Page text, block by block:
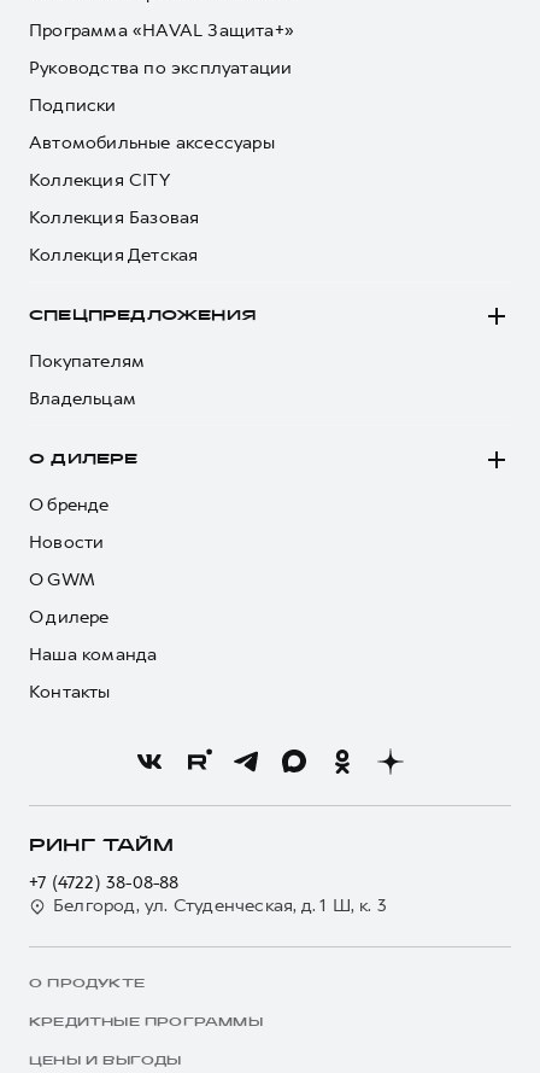
Программа «HAVAL Защита+»
Руководства по эксплуатации
Подписки
Автомобильные аксессуары
Коллекция CITY
Коллекция Базовая
Коллекция Детская
СПЕЦПРЕДЛОЖЕНИЯ
Покупателям
Владельцам
О ДИЛЕРЕ
О бренде
Новости
О GWM
О дилере
Наша команда
Контакты
РИНГ ТАЙМ
+7 (4722) 38-08-88
Белгород, ул. Студенческая, д. 1 Ш, к. 3
О ПРОДУКТЕ
КРЕДИТНЫЕ ПРОГРАММЫ
ЦЕНЫ И ВЫГОДЫ